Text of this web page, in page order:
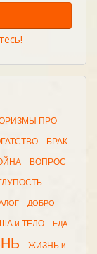
ПРО
БРАК
ВОПРОС
ДОБРО
и ТЕЛО ЕДА
ЖИЗНЬ и